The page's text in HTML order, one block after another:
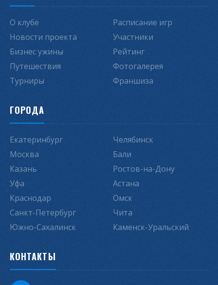
О клубе
Новости проекта
Бизнес ужины
Путешествия
Турниры
Расписание игр
Участники
Рейтинг
Фотогалерея
Франшиза
ГОРОДА
Екатеринбург
Москва
Казань
Уфа
Краснодар
Санкт-Петербург
Южно-Сахалинск
Челябинск
Бали
Ростов-на-Дону
Астана
Омск
Чита
Каменск-Уральский
КОНТАКТЫ